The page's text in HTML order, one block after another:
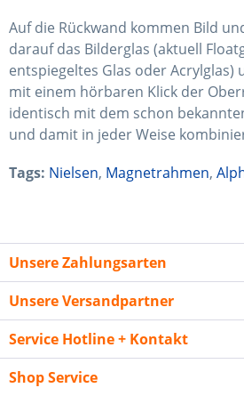
Auf die Rückwand kommen Bild
darauf das Bilderglas (aktuell
entspiegeltes Glas oder Acrylglas)
mit einem hörbaren Klick der
identisch mit dem schon
und damit in jeder Weise
Tags: Nielsen, Magnetrahmen,
Unsere Zahlungsarten
Unsere Versandpartner
Service Hotline + Kontakt
Shop Service